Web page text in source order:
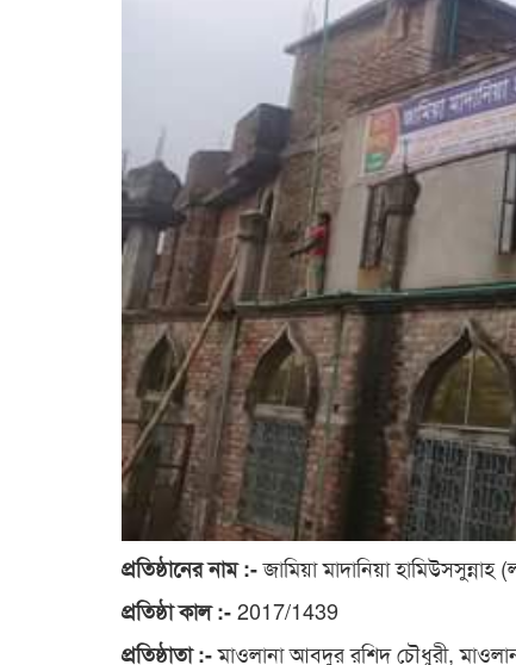
প্রতিষ্ঠানের নাম :-জামিয়া মাদানিয়া
প্রতিষ্ঠা কাল :-2017/1439
প্রতিষ্ঠাতা :-মাওলানা আবদুর রশিদ চৌধুরী,